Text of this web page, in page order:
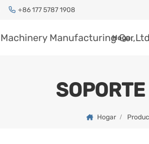
+86 177 5787 1908
Hogar
Hogar